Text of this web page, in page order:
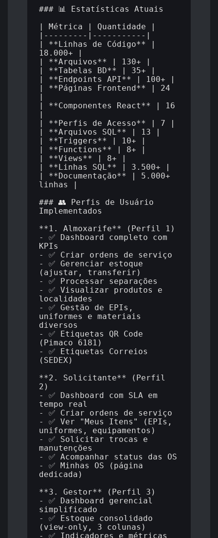
### 📊 Estatísticas Atuais
| Métrica | Quantidade |
|---------|-----------|
| **Linhas de Código** |
18.000+ |
| **Arquivos** | 130+ |
| **Tabelas BD** | 35+ |
| **Endpoints API** | 100+ |
| **Páginas Frontend** | 24
| **Componentes React** | 16
| **Perfis de Acesso** | 7 |
| **Arquivos SQL** | 13 |
| **Triggers** | 10+ |
| **Functions** | 8+ |
| **Views** | 8+ |
| **Linhas SQL** | 3.500+ |
| **Documentação** | 5.000+
linhas |
### 👥 Perfis de Usuário
Implementados
**1. Almoxarife** (Perfil 1)
- ✅ Dashboard completo com
KPIs
- ✅ Criar ordens de serviço
- ✅ Gerenciar estoque
(ajustar, transferir)
- ✅ Processar separações
- ✅ Visualizar produtos e
localidades
- ✅ Gestão de EPIs,
uniformes e materiais
diversos
- ✅ Etiquetas QR Code
(Pimaco 6181)
- ✅ Etiquetas Correios
(SEDEX)
**2. Solicitante** (Perfil
2)
- ✅ Dashboard com SLA em
tempo real
- ✅ Criar ordens de serviço
- ✅ Ver "Meus Itens" (EPIs,
uniformes, equipamentos)
- ✅ Solicitar trocas e
manutenções
- ✅ Acompanhar status das OS
- ✅ Minhas OS (página
dedicada)
**3. Gestor** (Perfil 3)
- ✅ Dashboard gerencial
simplificado
- ✅ Estoque consolidado
(view-only, 3 colunas)
- ✅ Indicadores e métricas